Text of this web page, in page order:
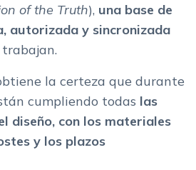
of the Truth), una base de
autorizada y sincronizada
la certeza que durante
cumpliendo todas las
diseño, con los materiales
y los plazos